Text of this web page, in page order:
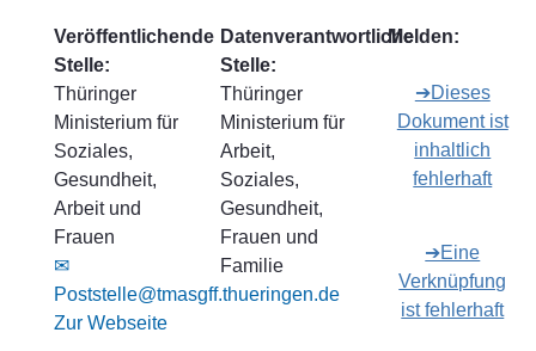
Veröffentlichende
Stelle:
Thüringer
Ministerium für
Soziales,
Gesundheit,
Arbeit und
Frauen
✉
Poststelle@tmasgff.thueringen.de
Zur Webseite
Datenverantwortliche
Stelle:
Thüringer
Ministerium für
Arbeit,
Soziales,
Gesundheit,
Frauen und
Familie
Melden:
➔Dieses
Dokument ist
inhaltlich
fehlerhaft
➔Eine
Verknüpfung
ist fehlerhaft